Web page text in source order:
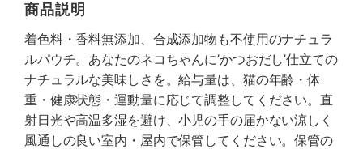
商品説明
着色料・香料無添加、合成添加物も不使用のナチュラ
ルパウチ。あなたのネコちゃんに’かつおだし’仕立ての
ナチュラルな美味しさを。給与量は、猫の年齢・体
重・健康状態・運動量に応じて調整してください。直
射日光や高温多湿を避け、小児の手の届かない涼しく
風通しの良い室内・屋内で保管してください。保管の